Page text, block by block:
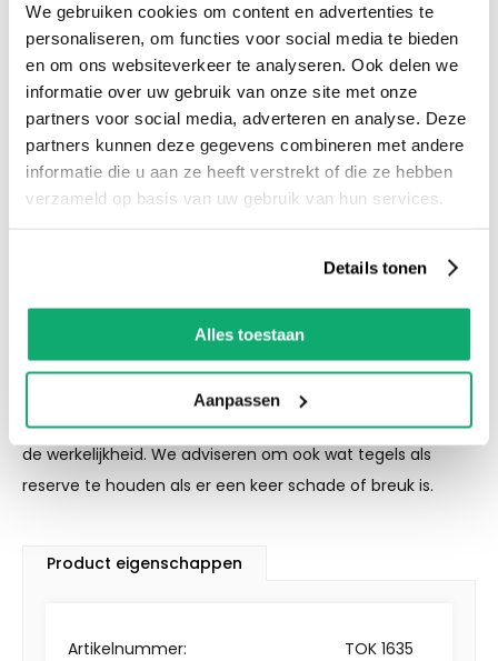
We gebruiken cookies om content en advertenties te
personaliseren, om functies voor social media te bieden
en om ons websiteverkeer te analyseren. Ook delen we
informatie over uw gebruik van onze site met onze
partners voor social media, adverteren en analyse. Deze
partners kunnen deze gegevens combineren met andere
informatie die u aan ze heeft verstrekt of die ze hebben
verzameld op basis van uw gebruik van hun services.
Details tonen
Alles toestaan
Aanpassen
voorraad! Het is nu ook mogelijk om in de
winkel te kijken via Street View!
Productspecificaties
Let op! Over gebleven tegels mogen niet retour! De
kleur van de tegel op de afbeelding kan altijd iets
afwijken van de werkelijkheid. We adviseren om ook
Eigenschappen
Let op! Over gebleven tegels mogen niet retour! De kleur
van de tegel op de afbeelding kan altijd iets afwijken van
de werkelijkheid. We adviseren om ook wat tegels als
reserve te houden als er een keer schade of breuk is.
Product eigenschappen
Artikelnummer: TOK 1635